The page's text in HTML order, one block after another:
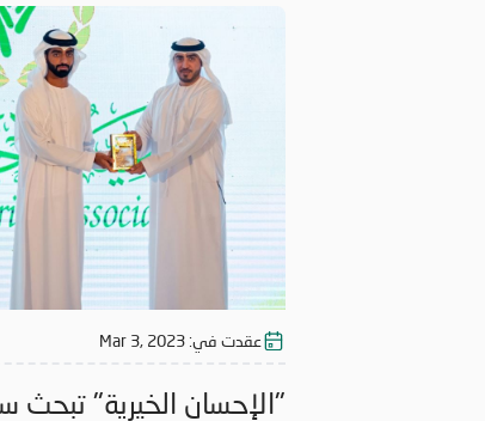
عقدت في: Mar 3, 2023
"الإحسان الخيرية" تبحث